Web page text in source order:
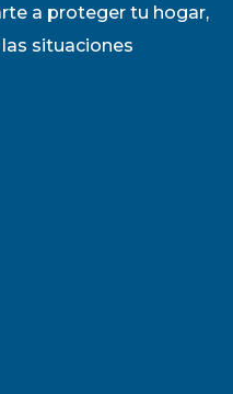
a proteger tu hogar,
situaciones